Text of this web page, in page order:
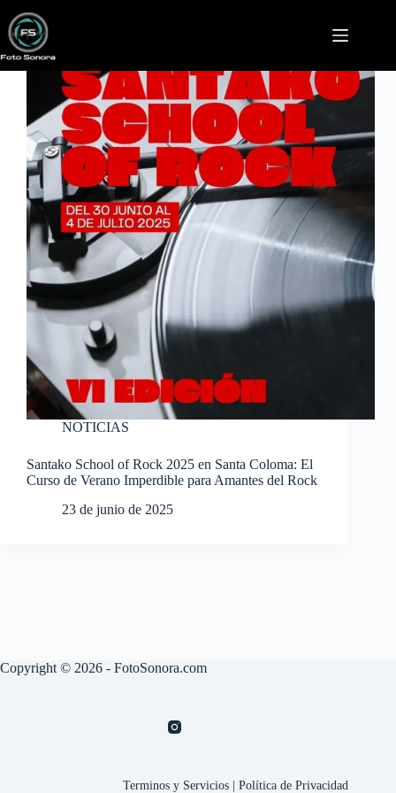
contenido
NOTICIAS
Santako School of Rock 2025 en Santa Coloma: El
Curso de Verano Imperdible para Amantes del Rock
23 de junio de 2025
Copyright © 2026 - FotoSonora.com
Terminos y Servicios |Política de Privacidad